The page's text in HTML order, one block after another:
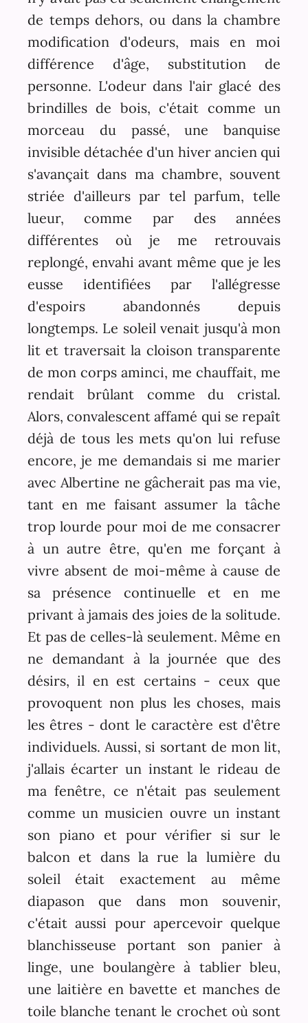
de temps dehors, ou dans la chambre
modification d'odeurs, mais en moi
différence d'âge, substitution de
personne. L'odeur dans l'air glacé des
brindilles de bois, c'était comme un
morceau du passé, une banquise
invisible détachée d'un hiver ancien qui
s'avançait dans ma chambre, souvent
striée d'ailleurs par tel parfum, telle
lueur, comme par des années
différentes où je me retrouvais
replongé, envahi avant même que je les
eusse identifiées par l'allégresse
d'espoirs abandonnés depuis
longtemps. Le soleil venait jusqu'à mon
lit et traversait la cloison transparente
de mon corps aminci, me chauffait, me
rendait brûlant comme du cristal.
Alors, convalescent affamé qui se repaît
déjà de tous les mets qu'on lui refuse
encore, je me demandais si me marier
avec Albertine ne gâcherait pas ma vie,
tant en me faisant assumer la tâche
trop lourde pour moi de me consacrer
à un autre être, qu'en me forçant à
vivre absent de moi-même à cause de
sa présence continuelle et en me
privant à jamais des joies de la solitude.
Et pas de celles-là seulement. Même en
ne demandant à la journée que des
désirs, il en est certains - ceux que
provoquent non plus les choses, mais
les êtres - dont le caractère est d'être
individuels. Aussi, si sortant de mon lit,
j'allais écarter un instant le rideau de
ma fenêtre, ce n'était pas seulement
comme un musicien ouvre un instant
son piano et pour vérifier si sur le
balcon et dans la rue la lumière du
soleil était exactement au même
diapason que dans mon souvenir,
c'était aussi pour apercevoir quelque
blanchisseuse portant son panier à
linge, une boulangère à tablier bleu,
une laitière en bavette et manches de
toile blanche tenant le crochet où sont